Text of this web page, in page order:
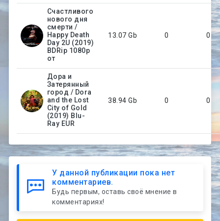
Счастливого
нового дня
смерти /
Happy Death
Day 2U (2019)
BDRip 1080p
от
13.07 Gb 0 0
Дора и
Затерянный
город / Dora
and the Lost
City of Gold
(2019) Blu-
Ray EUR
38.94 Gb 0 0
У данной публикации пока нет
комментариев.
Будь первым, оставь своё мнение в
комментариях!